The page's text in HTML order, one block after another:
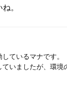
。
ているマナです。
いましたが、環境